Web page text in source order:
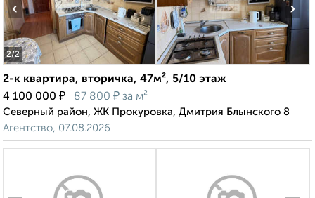
2/2
‹ ›
2-к квартира, вторичка, 47м², 5/10 этаж
4 100 000 ₽ 87 800 ₽ за м²
Северный район, ЖК Прокуровка, Дмитрия Блынского 8
Агентство, 07.08.2026